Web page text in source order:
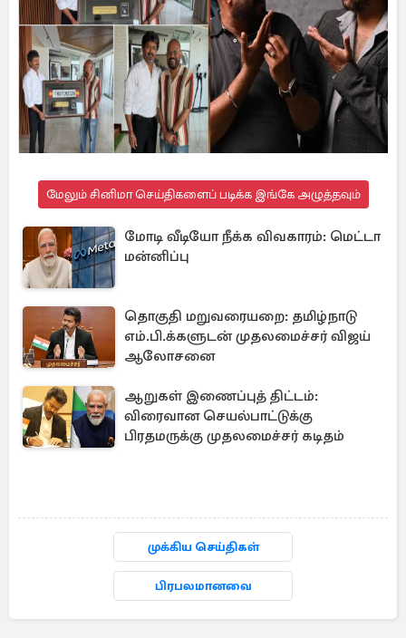
மேலும் சினிமா செய்திகளைப் படிக்க இங்கே அழுத்தவும்
மோடி வீடியோ நீக்க விவகாரம்: மெட்டா
மன்னிப்பு
தொகுதி மறுவரையறை: தமிழ்நாடு
எம்.பி.க்களுடன் முதலமைச்சர் விஜய்
ஆலோசனை
ஆறுகள் இணைப்புத் திட்டம்:
விரைவான செயல்பாட்டுக்கு
பிரதமருக்கு முதலமைச்சர் கடிதம்
முக்கிய செய்திகள்
பிரபலமானவை